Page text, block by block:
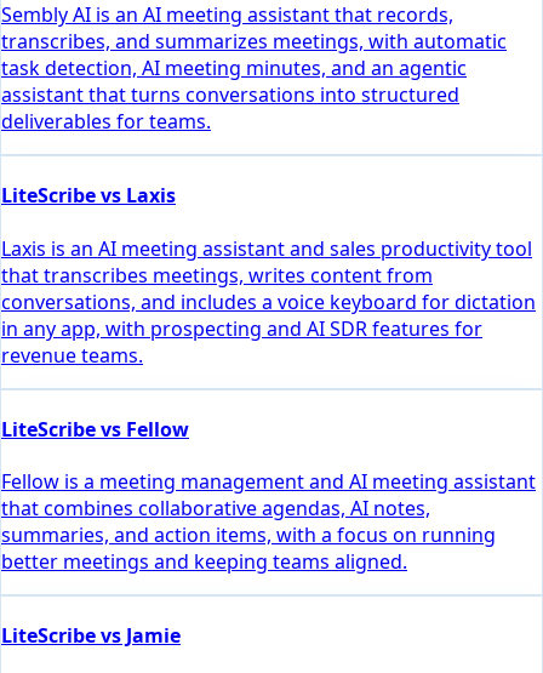
Sembly AI is an AI meeting assistant that records,
transcribes, and summarizes meetings, with automatic
task detection, AI meeting minutes, and an agentic
assistant that turns conversations into structured
deliverables for teams.
LiteScribe vs Laxis
Laxis is an AI meeting assistant and sales productivity tool
that transcribes meetings, writes content from
conversations, and includes a voice keyboard for dictation
in any app, with prospecting and AI SDR features for
revenue teams.
LiteScribe vs Fellow
Fellow is a meeting management and AI meeting assistant
that combines collaborative agendas, AI notes,
summaries, and action items, with a focus on running
better meetings and keeping teams aligned.
LiteScribe vs Jamie